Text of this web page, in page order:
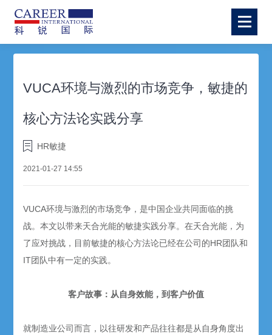
VUCA环境与激烈的市场竞争，敏捷的
核心方法论实践分享
HR敏捷
2021-01-27 14:55
VUCA环境与激烈的市场竞争，是中国企业共同面临的挑
战。本文以带来天合光能的敏捷实践分享。在天合光能，为
了应对挑战，目前敏捷的核心方法论已经在公司的HR团队和
IT团队中有一定的实践。
客户故事：从自身效能，到客户价值
就制造业公司而言，以往研发和产品往往都是从自身角度出